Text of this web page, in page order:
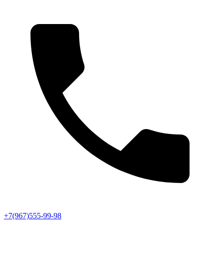
+7(967)555-99-98